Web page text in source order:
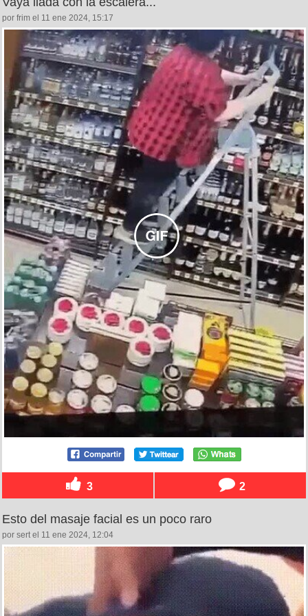
por frim el 11 ene 2024, 15:17
3 2
Esto del masaje facial es un poco raro
por sert el 11 ene 2024, 12:04